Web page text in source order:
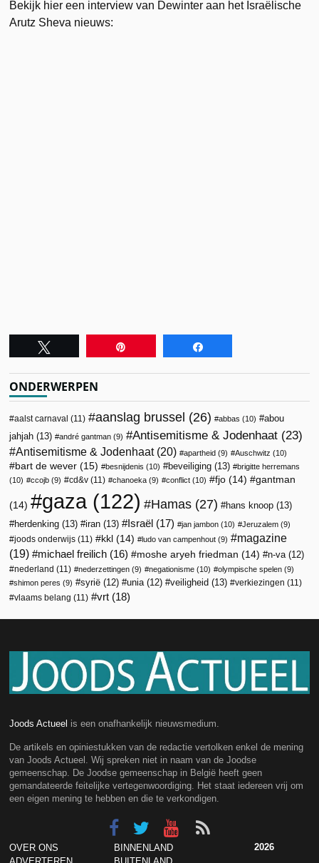
Bekijk hier een interview van Dewinter aan het Israëlische
Arutz Sheva nieuws:
ONDERWERPEN
aalst carnaval (11) aanslag brussel (26) abbas (10)
abou
jahjah (13) andré gantman (9) Antisemitisme & Jodenhaat (23)
Antisemitisme & Jodenhaat(20) apartheid (9) Auschwitz (10)
bart de wever (15) besnijdenis (10) beveiliging (13)
brigitte herremans
(10)
ccojb (9) cd&v (11) chanoeka (9) conflict (10) fjo (14) gantman
(14) gaza (122) Hamas (27) hans knoop (13)
herdenking (13) iran (13) Israël (17) jan jambon (10) Jeruzalem (9)
joods onderwijs (11) kkl (14) ludo van campenhout (9)
magazine
(19)
michael freilich (16) moshe aryeh friedman (14) n-va (12)
nederland (11) nederzettingen (9) negationisme (10) olympische spelen (9)
shimon peres (9) syrië (12) unia (12) veiligheid (13) verkiezingen (11)
vlaams belang (11) vrt (18)
Joods Actueel is een onafhankelijk nieuwsmedium.
De artikels en opiniestukken van de redactie vertolken enkel de mening
van Joods Actueel. Wij spreken niet in naam van de Joodse
gemeenschap. De Joodse gemeenschap in België heeft geen
gemandateerde feitelijke vertegenwoordiging. Het staat iedereen vrij om
een eigen mening te hebben en die te verkondigen.
OVER ONS
BINNENLAND
2026